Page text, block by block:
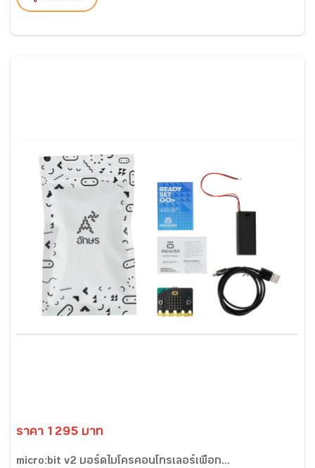
ราคา 1295 บาท
micro:bit v2 บอร์ดไมโครคอนโทรเลอร์เพื่อก...